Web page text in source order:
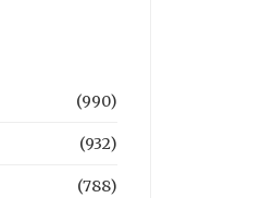
(990)
(932)
(788)